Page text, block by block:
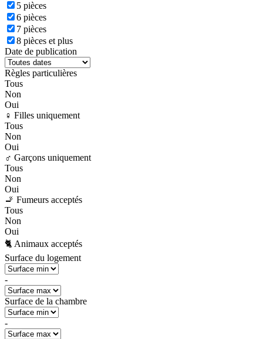
5 pièces
6 pièces
7 pièces
8 pièces et plus
Date de publication
Règles particulières
Tous
Non
Oui
♀️ Filles uniquement
Tous
Non
Oui
♂️ Garçons uniquement
Tous
Non
Oui
🚬 Fumeurs acceptés
Tous
Non
Oui
🐈 Animaux acceptés
Surface du logement
-
Surface de la chambre
-